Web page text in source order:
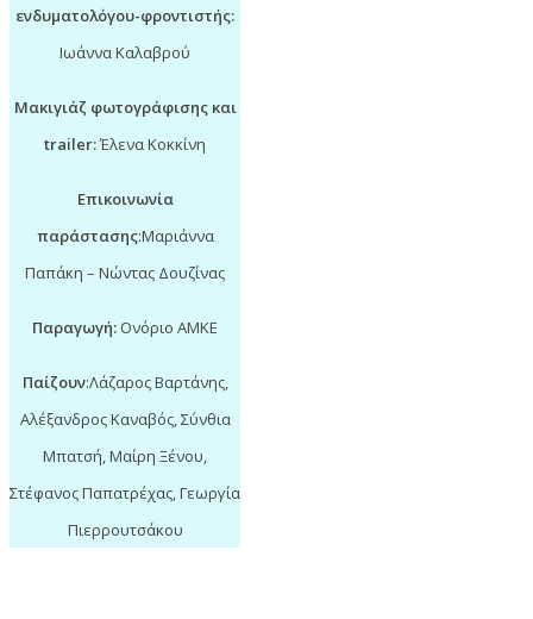
ενδυματολόγου-φροντιστής:
Ιωάννα Καλαβρού
Μακιγιάζ φωτογράφισης και
trailer:Έλενα Κοκκίνη
Επικοινωνία
παράστασης:Μαριάννα
Παπάκη – Νώντας Δουζίνας
Παραγωγή: Ονόριο ΑΜΚΕ
Παίζουν:Λάζαρος Βαρτάνης,
Αλέξανδρος Καναβός,Σύνθια
Μπατσή,Μαίρη Ξένου,
Στέφανος Παπατρέχας,Γεωργία
Πιερρουτσάκου